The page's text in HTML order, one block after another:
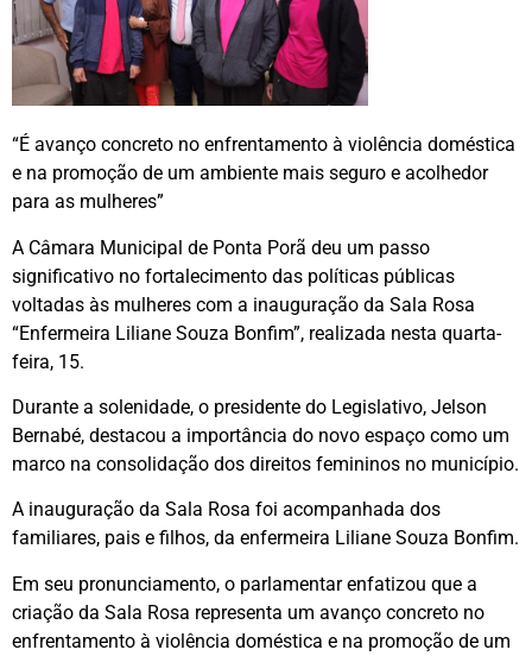
“É avanço concreto no enfrentamento à violência doméstica
e na promoção de um ambiente mais seguro e acolhedor
para as mulheres”
A Câmara Municipal de Ponta Porã deu um passo
significativo no fortalecimento das políticas públicas
voltadas às mulheres com a inauguração da Sala Rosa
“Enfermeira Liliane Souza Bonfim”, realizada nesta quarta-
feira, 15.
Durante a solenidade, o presidente do Legislativo, Jelson
Bernabé, destacou a importância do novo espaço como um
marco na consolidação dos direitos femininos no município.
A inauguração da Sala Rosa foi acompanhada dos
familiares, pais e filhos, da enfermeira Liliane Souza Bonfim.
Em seu pronunciamento, o parlamentar enfatizou que a
criação da Sala Rosa representa um avanço concreto no
enfrentamento à violência doméstica e na promoção de um